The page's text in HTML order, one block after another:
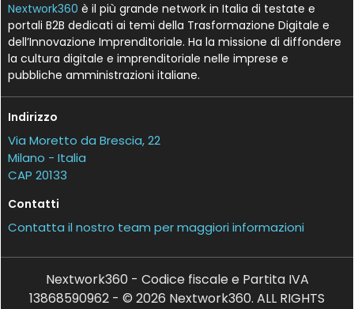
Nextwork360 è il più grande network in Italia di testate e
portali B2B dedicati ai temi della Trasformazione Digitale e
dell’Innovazione Imprenditoriale. Ha la missione di diffondere
la cultura digitale e imprenditoriale nelle imprese e
pubbliche amministrazioni italiane.
Indirizzo
Via Moretto da Brescia, 22
Milano - Italia
CAP 20133
Contatti
Contatta il nostro team per maggiori informazioni
Nextwork360 - Codice fiscale e Partita IVA
13868590962 - © 2026 Nextwork360. ALL RIGHTS